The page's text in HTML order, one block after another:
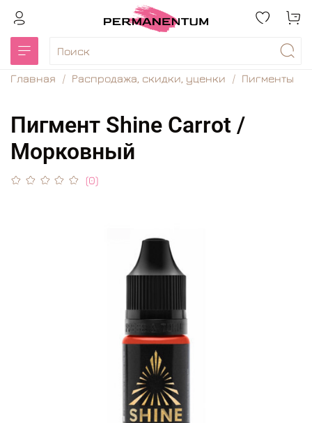
Главная Распродажа, скидки, уценки Пигменты
Пигмент Shine Carrot /
Морковный
(0)